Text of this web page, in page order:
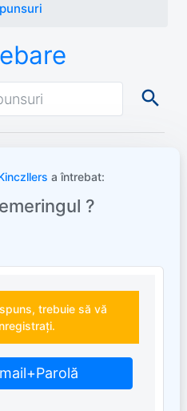
search
a întrebat:
?
trebuie să vă